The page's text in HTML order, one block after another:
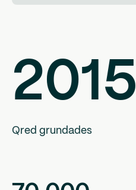
2015
Qred grundades